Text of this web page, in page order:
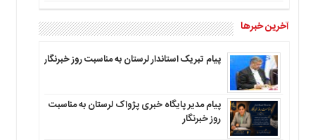
آخرین خبرها
پیام تبریک استاندار لرستان به‌ مناسبت روز خبرنگار
پیام مدیر پایگاه خبری پژواک لرستان به مناسبت
روز خبرنگار